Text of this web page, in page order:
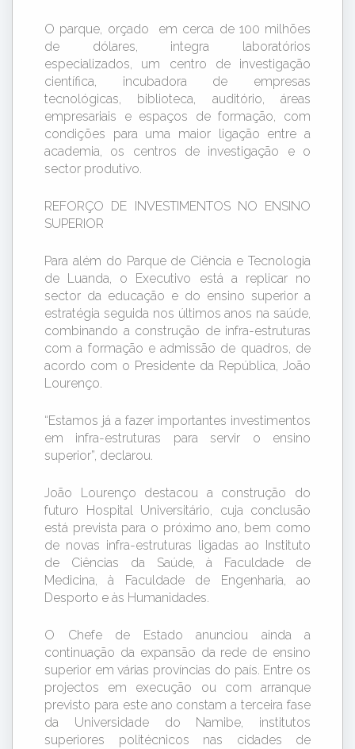
O parque, orçado em cerca de 100 milhões
de dólares, integra laboratórios
especializados, um centro de investigação
científica, incubadora de empresas
tecnológicas, biblioteca, auditório, áreas
empresariais e espaços de formação, com
condições para uma maior ligação entre a
academia, os centros de investigação e o
sector produtivo.
REFORÇO DE INVESTIMENTOS NO ENSINO
SUPERIOR
Para além do Parque de Ciência e Tecnologia
de Luanda, o Executivo está a replicar no
sector da educação e do ensino superior a
estratégia seguida nos últimos anos na saúde,
combinando a construção de infra-estruturas
com a formação e admissão de quadros, de
acordo com o Presidente da República, João
Lourenço.
“Estamos já a fazer importantes investimentos
em infra-estruturas para servir o ensino
superior”, declarou.
João Lourenço destacou a construção do
futuro Hospital Universitário, cuja conclusão
está prevista para o próximo ano, bem como
de novas infra-estruturas ligadas ao Instituto
de Ciências da Saúde, à Faculdade de
Medicina, à Faculdade de Engenharia, ao
Desporto e às Humanidades.
O Chefe de Estado anunciou ainda a
continuação da expansão da rede de ensino
superior em várias províncias do país. Entre os
projectos em execução ou com arranque
previsto para este ano constam a terceira fase
da Universidade do Namibe, institutos
superiores politécnicos nas cidades de